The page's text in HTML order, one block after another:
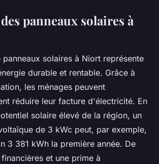
panneaux solaires à
panneaux solaires à Niort représente
durable et rentable. Grâce à
les ménages peuvent
réduire leur facture d'électricité. En
solaire élevé de la région, un
de 3 kWc peut, par exemple,
3 381 kWh la première année. De
et une prime à